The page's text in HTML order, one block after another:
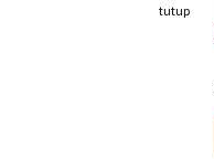
tutup